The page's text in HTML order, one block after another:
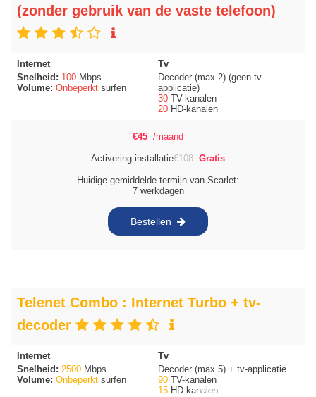
(zonder gebruik van de vaste telefoon)
Internet
Snelheid: 100 Mbps
Volume: Onbeperkt surfen
Tv
Decoder (max 2) (geen tv-
applicatie)
30 TV-kanalen
20 HD-kanalen
€45 /maand
Activering installatie€108 Gratis
Huidige gemiddelde termijn van Scarlet:
7 werkdagen
Bestellen
Telenet Combo : Internet Turbo + tv-
decoder
Internet
Snelheid: 2500 Mbps
Volume: Onbeperkt surfen
Tv
Decoder (max 5) + tv-applicatie
90 TV-kanalen
15 HD-kanalen